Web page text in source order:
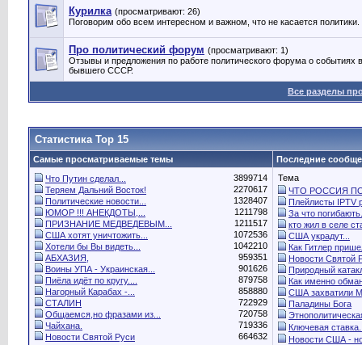
Курилка (просматривают: 26)
Поговорим обо всем интересном и важном, что не касается политики.
Про политический форум (просматривают: 1)
Отзывы и предложения по работе политического форума о событиях
бывшего СССР.
Все разделы
Статистика Top 15
Самые просматриваемые темы
Последние
Что Путин сделал...
3899714
Теряем Дальний Восток!
2270617
Политические новости...
1328407
ЮМОР !!! АНЕКДОТЫ,...
1211798
ПРИЗНАНИЕ МЕДВЕДЕВЫМ...
1211517
США хотят уничтожить...
1072536
Хотели бы Вы видеть...
1042210
АБХАЗИЯ,
959351
Воины УПА - Украинская...
901626
Пиёла идёт по кругу....
879758
Нагорный Карабах -...
858880
СТАЛИН
722929
Общаемся,но фразами из...
720758
Чайхана.
719336
Новости Святой Руси
664632
Тема
ЧТО РОССИЯ
Плейлисты IPTV
За что
кто жил в селе
США украдут...
Как Гитлер
Новости Святой
Природный
Как именно
США захватили
Паладины Бога
Ключевая
Новости США -